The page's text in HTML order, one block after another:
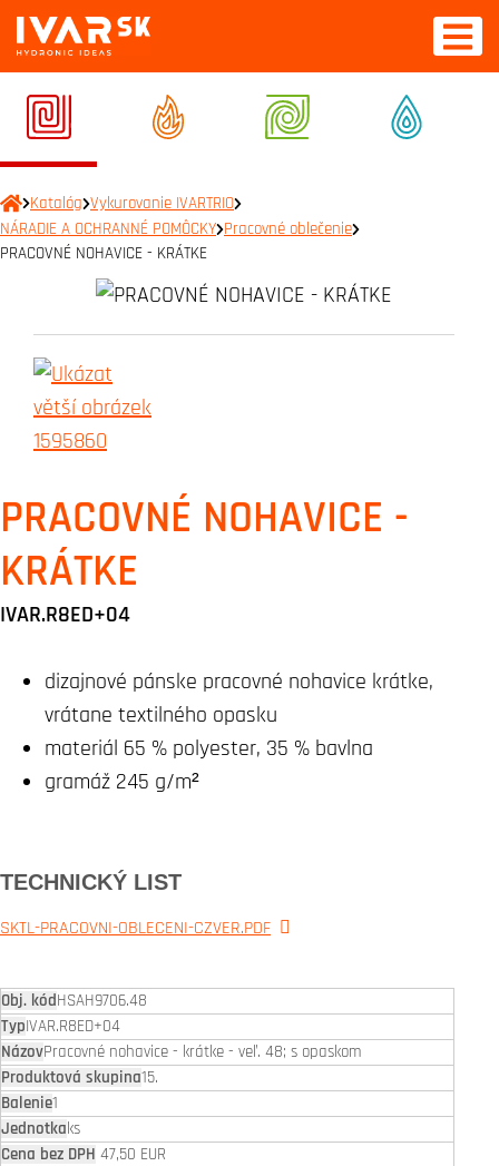
Katalóg Vykurovanie IVARTRIO
NÁRADIE A OCHRANNÉ POMÔCKY Pracovné oblečenie
PRACOVNÉ NOHAVICE - KRÁTKE
PRACOVNÉ NOHAVICE -
KRÁTKE
IVAR.R8ED+04
dizajnové pánske pracovné nohavice krátke,
vrátane textilného opasku
materiál 65 % polyester, 35 % bavlna
gramáž 245 g/m²
TECHNICKÝ LIST
SKTL-PRACOVNI-OBLECENI-CZVER.PDF
HSAH9706.48
IVAR.R8ED+04
Pracovné nohavice - krátke - veľ. 48; s opaskom
15.
1
ks
47,50 EUR